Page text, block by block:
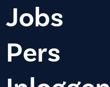
Jobs
Pers